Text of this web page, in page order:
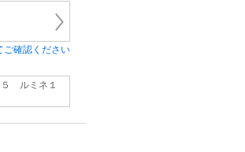
ご確認ください
５ ルミネ１